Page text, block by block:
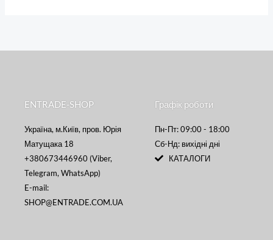
ENTRADE-SHOP
Україна, м.Київ, пров. Юрія
Матущака 18
+380673446960 (Viber,
Telegram, WhatsApp)
E-mail:
SHOP@ENTRADE.COM.UA
Графік роботи
Пн-Пт: 09:00 - 18:00
Сб-Нд: вихідні дні
КАТАЛОГИ